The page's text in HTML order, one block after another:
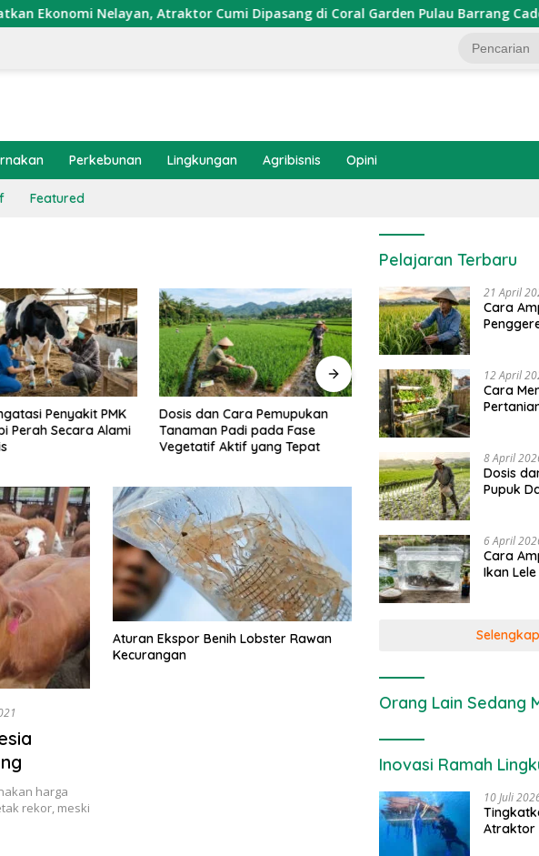
Nelayan, Atraktor Cumi Dipasang di Coral Garden Pulau Barrang Caddi
Perkebunan Lingkungan Agribisnis Opini
Featured
Penyakit PMK
Perah Secara Alami
Dosis dan Cara Pemupukan
Tanaman Padi pada Fase
Vegetatif Aktif yang Tepat
Penerapan IoT dalam
Pertanian Modern di
harga
rekor, meski
Aturan Ekspor Benih Lobster Rawan
Kecurangan
Pelajaran Terbaru
21 April
Cara
12 April
Cara
8 April
Dosis
Pupuk
6 April
Cara
Ikan
Orang Lain Sedang
Inovasi Ramah
10 Juli
Atraktor